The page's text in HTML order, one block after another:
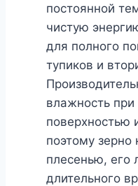
постоянной
чистую
для полного
тупиков и
влажность
поверхностью
поэтому зерно
плесенью, его
длительного